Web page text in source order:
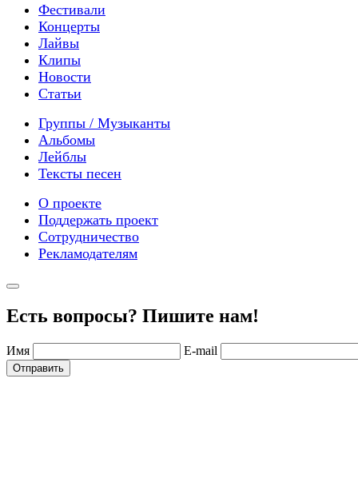
Фестивали
Концерты
Лайвы
Клипы
Новости
Статьи
Группы / Музыканты
Альбомы
Лейблы
Тексты песен
О проекте
Поддержать проект
Сотрудничество
Рекламодателям
Есть вопросы? Пишите нам!
Имя E-mail